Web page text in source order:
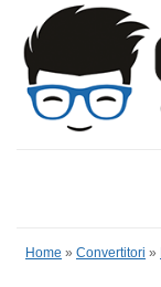
Home » Convertitori »